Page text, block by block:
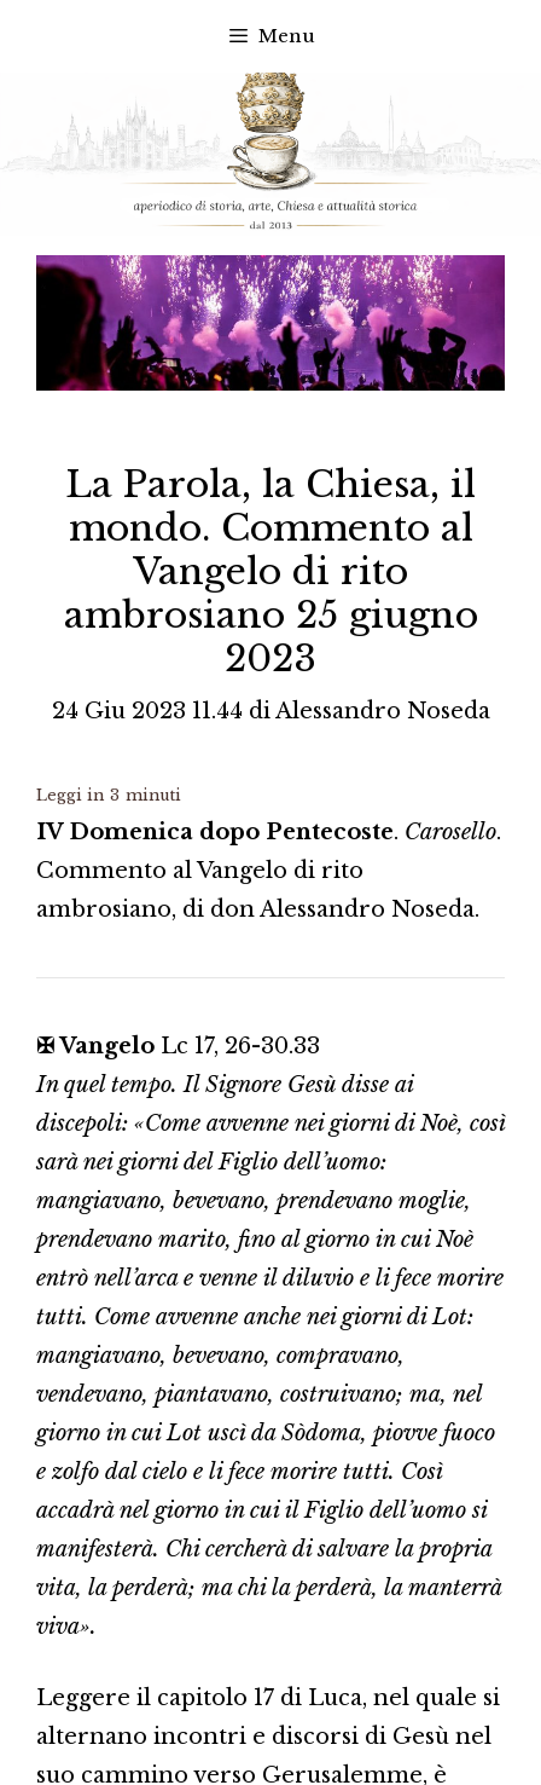
contenuto
Menu
La Parola, la Chiesa, il
mondo. Commento al
Vangelo di rito
ambrosiano 25 giugno
2023
24 Giu 2023 11.44 diAlessandro Noseda
Leggi in 3 minuti
IV Domenica dopo Pentecoste. Carosello.
Commento al Vangelo di rito
ambrosiano, di don Alessandro Noseda.
✠ Vangelo Lc 17, 26-30.33
In quel tempo. Il Signore Gesù disse ai
discepoli: «Come avvenne nei giorni di Noè, così
sarà nei giorni del Figlio dell’uomo:
mangiavano, bevevano, prendevano moglie,
prendevano marito, fino al giorno in cui Noè
entrò nell’arca e venne il diluvio e li fece morire
tutti. Come avvenne anche nei giorni di Lot:
mangiavano, bevevano, compravano,
vendevano, piantavano, costruivano; ma, nel
giorno in cui Lot uscì da Sòdoma, piovve fuoco
e zolfo dal cielo e li fece morire tutti. Così
accadrà nel giorno in cui il Figlio dell’uomo si
manifesterà. Chi cercherà di salvare la propria
vita, la perderà; ma chi la perderà, la manterrà
viva».
Leggere il capitolo 17 di Luca, nel quale si
alternano incontri e discorsi di Gesù nel
suo cammino verso Gerusalemme, è